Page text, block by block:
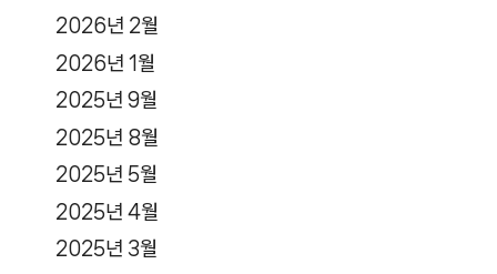
2026년 2월
2026년 1월
2025년 9월
2025년 8월
2025년 5월
2025년 4월
2025년 3월